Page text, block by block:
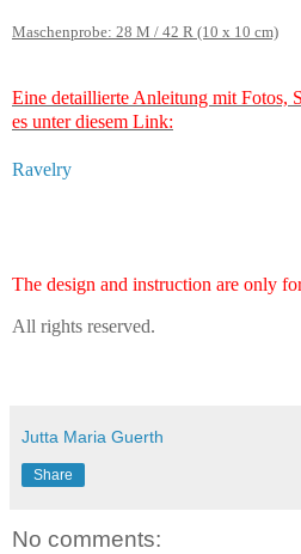
Maschenprobe: 28 M / 42 R (10 x 10 cm)
Eine detaillierte Anleitung mit Fotos,
es unter diesem Link:
Ravelry
The design and instruction are only
All rights reserved.
Jutta Maria Guerth
Share
No comments: